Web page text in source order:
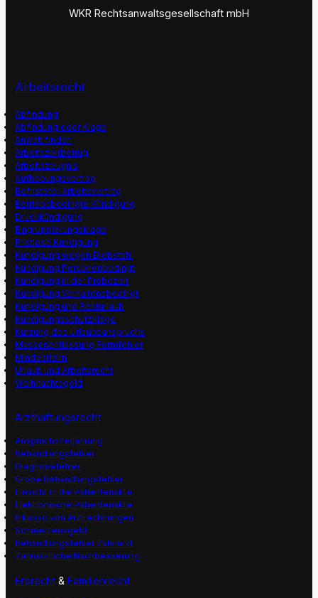
WKR Rechtsanwaltsgesellschaft mbH
Arbeitsrecht
Abfindung
Abfindung oder Klage
Anwalt finden
Arbeitszeitbetrug
Arbeitszeugnis
Aufhebungsvertrag
Befristeter Arbeitsvertrag
Betriebsbedingte Kündigung
Druckkündigung
Eingruppierungsklage
Fristlose Kündigung
Kündigung wegen Diebstahl
Kündigung Personenbedingt
Kündigung in der Probezeit
Kündigung Verhaltensbedingt
Kündigung und Resturlaub
Kündigungsschutzklage
Kürzung des Urlaubsanspruchs
Massenentlassung Formfehler
Mindestlohn
Urlaub und Arbeitsrecht
Weihnachtsgeld
Arzthaftungsrecht
Anspruchsverjährung
Behandlungsfehler
Diagnosefehler
Grobe Behandlungsfehler
Einsicht in die Patientenakte
Elektronische Patientenakte
Inkasso von Arztrechnungen
Schmerzensgeld
Behandlungsfehler Zahnarzt
Zahnärztliche Nachbesserung
Erbrecht &Familienrecht